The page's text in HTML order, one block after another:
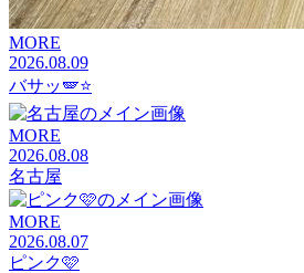
MORE
2026.08.09
バサッ🪽⭐️
MORE
2026.08.08
名古屋
MORE
2026.08.07
ピンク🩷